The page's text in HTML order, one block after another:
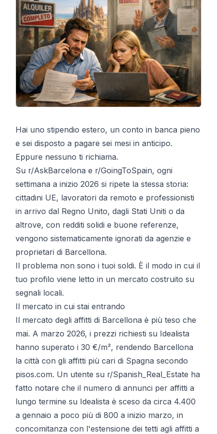
Hai uno stipendio estero, un conto in banca pieno
e sei disposto a pagare sei mesi in anticipo.
Eppure nessuno ti richiama.
Su r/AskBarcelona e r/GoingToSpain, ogni
settimana a inizio 2026 si ripete la stessa storia:
cittadini UE, lavoratori da remoto e professionisti
in arrivo dal Regno Unito, dagli Stati Uniti o da
altrove, con redditi solidi e buone referenze,
vengono sistematicamente ignorati da agenzie e
proprietari di Barcellona.
Il problema non sono i tuoi soldi. È il modo in cui il
tuo profilo viene letto in un mercato costruito su
segnali locali.
Il mercato in cui stai entrando
Il mercato degli affitti di Barcellona è più teso che
mai. A marzo 2026, i prezzi richiesti su Idealista
hanno superato i 30 €/m², rendendo Barcellona
la città con gli affitti più cari di Spagna secondo
pisos.com. Un utente su r/Spanish_Real_Estate ha
fatto notare che il numero di annunci per affitti a
lungo termine su Idealista è sceso da circa 4.400
a gennaio a poco più di 800 a inizio marzo, in
concomitanza con l'estensione dei tetti agli affitti a